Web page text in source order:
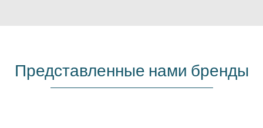
Представленные нами бренды